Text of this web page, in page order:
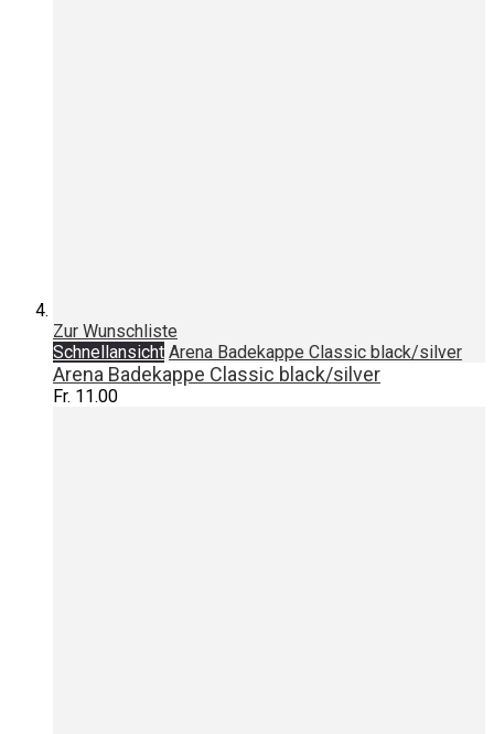
Zur Wunschliste
Schnellansicht Arena Badekappe Classic black/silver
Arena Badekappe Classic black/silver
Fr. 11.00